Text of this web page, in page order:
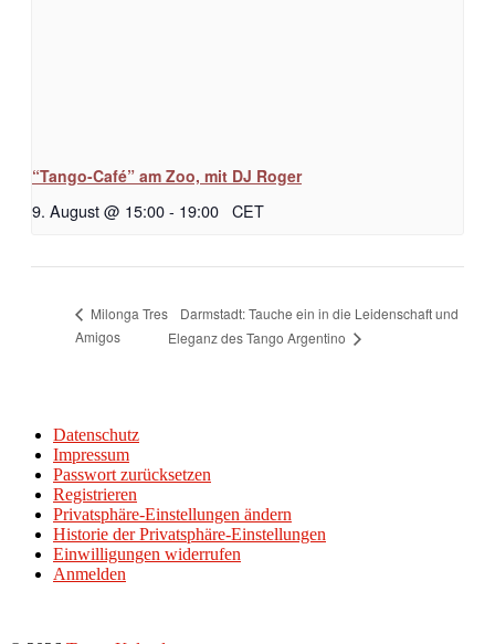
“Tango-Café” am Zoo, mit DJ Roger
9. August @ 15:00- 19:00 CET
Milonga Tres
Amigos
Darmstadt: Tauche ein in die Leidenschaft und
Eleganz des Tango Argentino
Datenschutz
Impressum
Passwort zurücksetzen
Registrieren
Privatsphäre-Einstellungen ändern
Historie der Privatsphäre-Einstellungen
Einwilligungen widerrufen
Anmelden